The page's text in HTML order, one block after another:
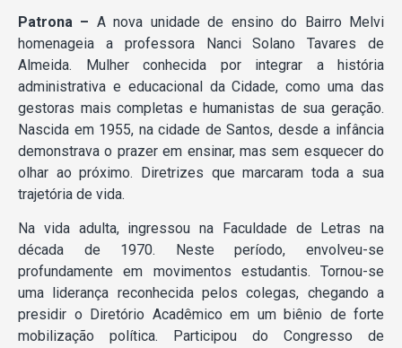
Patrona – A nova unidade de ensino do Bairro Melvi
homenageia a professora Nanci Solano Tavares de
Almeida. Mulher conhecida por integrar a história
administrativa e educacional da Cidade, como uma das
gestoras mais completas e humanistas de sua geração.
Nascida em 1955, na cidade de Santos, desde a infância
demonstrava o prazer em ensinar, mas sem esquecer do
olhar ao próximo. Diretrizes que marcaram toda a sua
trajetória de vida.
Na vida adulta, ingressou na Faculdade de Letras na
década de 1970. Neste período, envolveu-se
profundamente em movimentos estudantis. Tornou-se
uma liderança reconhecida pelos colegas, chegando a
presidir o Diretório Acadêmico em um biênio de forte
mobilização política. Participou do Congresso de